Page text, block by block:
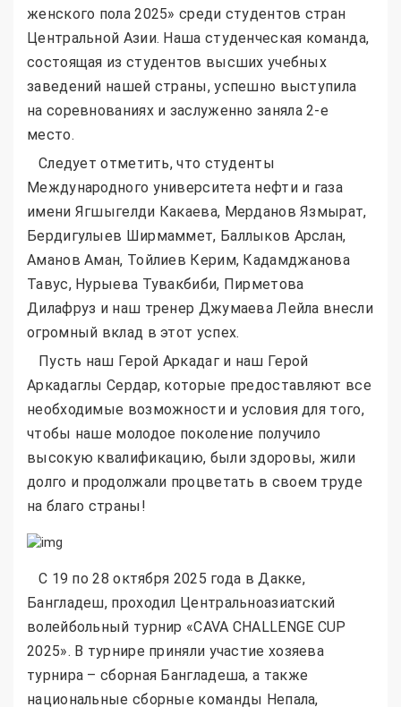
женского пола 2025» среди студентов стран
Центральной Азии. Наша студенческая команда,
состоящая из студентов высших учебных
заведений нашей страны, успешно выступила
на соревнованиях и заслуженно заняла 2-е
место.
Следует отметить, что студенты
Международного университета нефти и газа
имени Ягшыгелди Какаева, Мерданов Язмырат,
Бердигулыев Ширмаммет, Баллыков Арслан,
Аманов Аман, Тойлиев Керим, Кадамджанова
Тавус, Нурыева Тувакбиби, Пирметова
Дилафруз и наш тренер Джумаева Лейла внесли
огромный вклад в этот успех.
Пусть наш Герой Аркадаг и наш Герой
Аркадаглы Сердар, которые предоставляют все
необходимые возможности и условия для того,
чтобы наше молодое поколение получило
высокую квалификацию, были здоровы, жили
долго и продолжали процветать в своем труде
на благо страны!
С 19 по 28 октября 2025 года в Дакке,
Бангладеш, проходил Центральноазиатский
волейбольный турнир «CAVA CHALLENGE CUP
2025». В турнире приняли участие хозяева
турнира – сборная Бангладеша, а также
национальные сборные команды Непала,